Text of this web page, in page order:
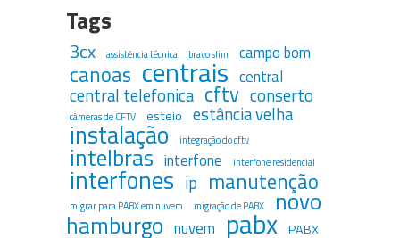
Tags
3cx assistência técnica bravo slim campo bom
canoas centrais central
central telefonica cftv conserto
câmeras de CFTV esteio estância velha
instalação integração do cftv
intelbras interfone interfone residencial
interfones ip manutenção
migrar para PABX em nuvem migração de PABX novo
hamburgo nuvem pabx PABX